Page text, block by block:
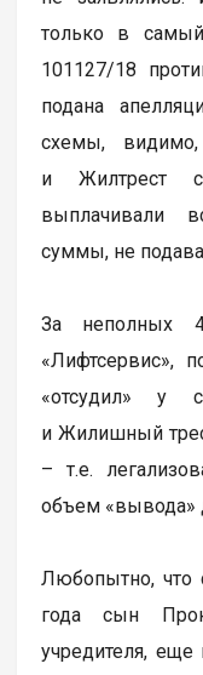
только в
101127/18
подана
схемы,
и Жилтрест
выплачивали
суммы, не
За неполных
«Лифтсервис»,
«отсудил» у
и Жилишный
– т.е.
объем «вывода»
Любопытно, что
года сын
учредителя,